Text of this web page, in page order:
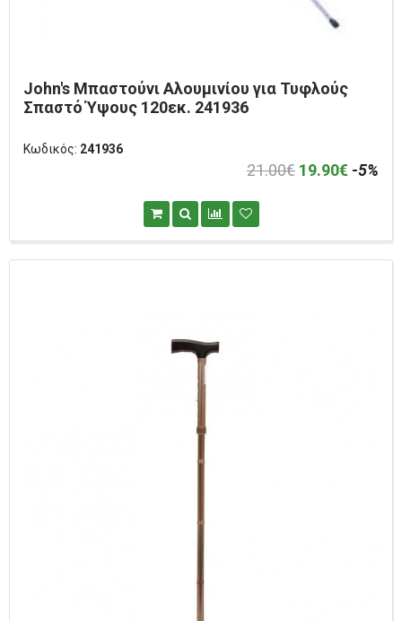
John's Μπαστούνι Αλουμινίου για Τυφλούς
Σπαστό Ύψους 120εκ. 241936
Κωδικός: 241936
21.00€ 19.90€ -5%